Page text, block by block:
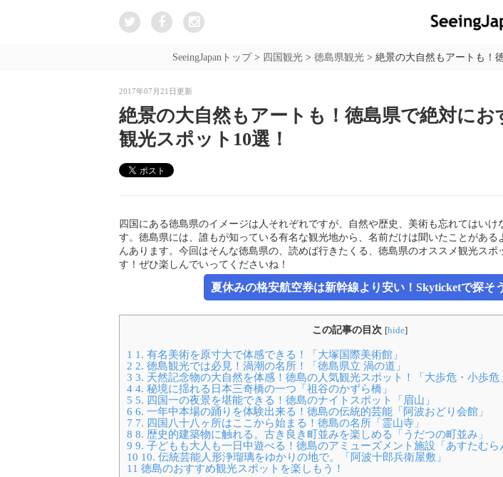
SeeingJapanトップ> 四国観光> 徳島県観光> 絶景の大自然もアートも！
2017年07月21日更新
絶景の大自然もアートも！徳島県で絶対にお
観光スポット10選！
四国にある徳島県のイメージは人それぞれですが、自然や歴史、美術も忘れてはいけ
す。徳島県には、誰もが知っている有名な観光地から、名前だけは聞いたことがある
んあります。今回はそんな徳島県の、読めば行きたくる、徳島県のオススメ観光スポ
す！ぜひ楽しんでいってくださいね！
夏休みの格安航空券は新幹線より安い！Skyticketで探そ
この記事の目次 [hide]
1 1. 有名美術を原寸大で体感できる！「大塚国際美術館」
2 2. 徳島観光では必見！渦潮の名所！「徳島県立 渦の道」
3 3. 天然記念物の大自然を体感！徳島の人気観光スポット！「大歩危・小歩危
4 4. 秘境に揺れる日本三奇橋の一つ「祖谷のかずら橋」
5 5. 四国一の夜景を堪能できる！徳島のナイトスポット「眉山」
6 6. 一年中本場の踊りを体験出来る！徳島の伝統的芸能「阿波おどり会館」
7 7. 四国八十八ヶ所はここから始まる！徳島の名所「霊山寺」
8 8. 歴史的建築物に触れる。古き良き町並みを楽しめる「うだつの町並み」
9 9. 子どもも大人も一日中遊べる！徳島のアミューズメント施設「あすたむら
10 10. 伝統芸能人形浄瑠璃をゆかりの地で。「阿波十郎兵衛屋敷」
11 徳島のおすすめ観光スポットを楽しもう！